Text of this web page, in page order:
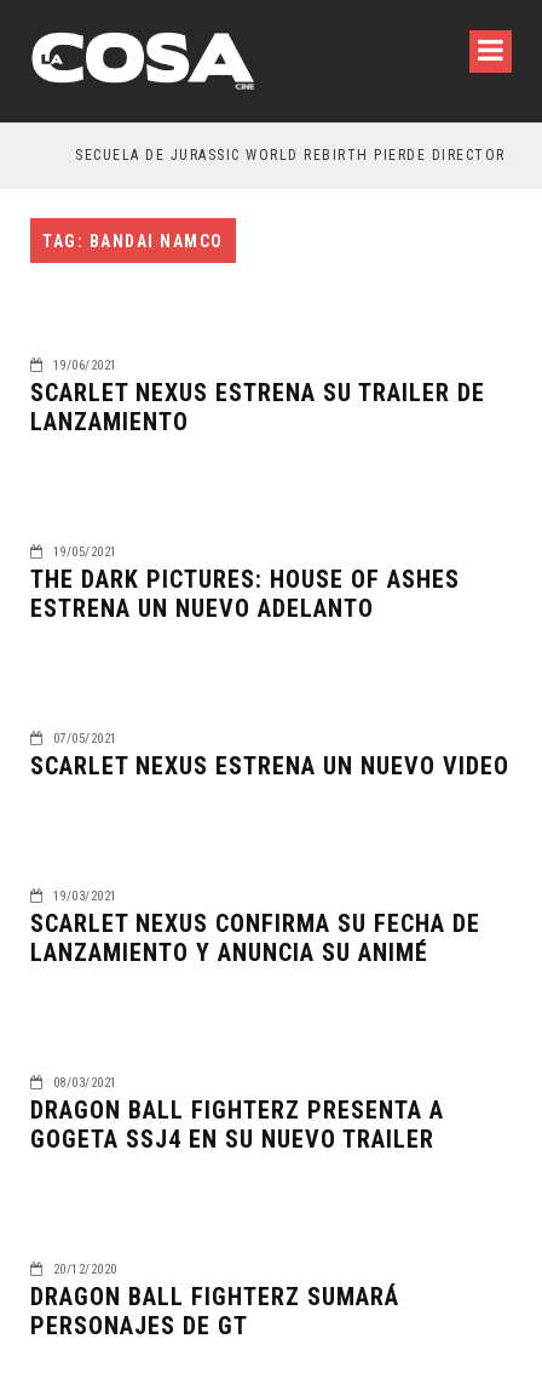
SECUELA DE JURASSIC WORLD REBIRTH PIERDE DIRECTOR
TAG: BANDAI NAMCO
19/06/2021
SCARLET NEXUS ESTRENA SU TRAILER DE
LANZAMIENTO
19/05/2021
THE DARK PICTURES: HOUSE OF ASHES
ESTRENA UN NUEVO ADELANTO
07/05/2021
SCARLET NEXUS ESTRENA UN NUEVO VIDEO
19/03/2021
SCARLET NEXUS CONFIRMA SU FECHA DE
LANZAMIENTO Y ANUNCIA SU ANIMÉ
08/03/2021
DRAGON BALL FIGHTERZ PRESENTA A
GOGETA SSJ4 EN SU NUEVO TRAILER
20/12/2020
DRAGON BALL FIGHTERZ SUMARÁ
PERSONAJES DE GT